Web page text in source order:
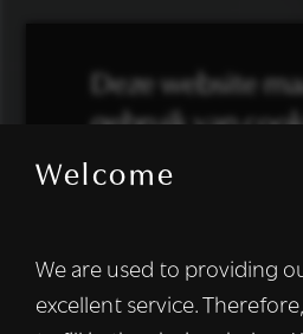
Welcome
We are used to providing
excellent service.
Deze website
gebruik van
We gebruiken cookies
informatie over uw
met onze advertentie- en